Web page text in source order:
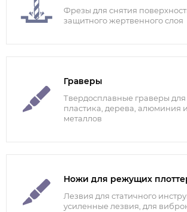
Фрезы для снятия
защитного жертвенного слоя
Граверы
Твердосплавные граверы
пластика, дерева, алюминия
металлов
Ножи для режущих
Лезвия для статичного
усиленные лезвия, для